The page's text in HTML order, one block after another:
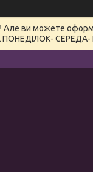
ви можете
СЕРЕДА-